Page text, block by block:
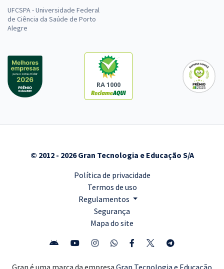
UFCSPA - Universidade Federal
de Ciência da Saúde de Porto
Alegre
RA 1000
© 2012 - 2026 Gran Tecnologia e Educação S/A
Política de privacidade
Termos de uso
Regulamentos
Segurança
Mapa do site
Gran é uma marca da empresa Gran Tecnologia e Educação